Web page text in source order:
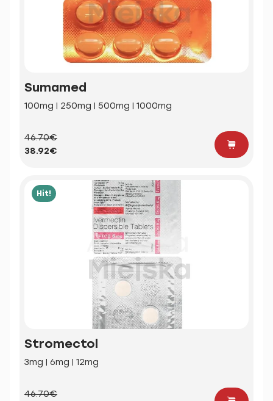
Sumamed
100mg | 250mg | 500mg | 1000mg
46.70€
38.92€
Hit!
Stromectol
3mg | 6mg | 12mg
46.70€